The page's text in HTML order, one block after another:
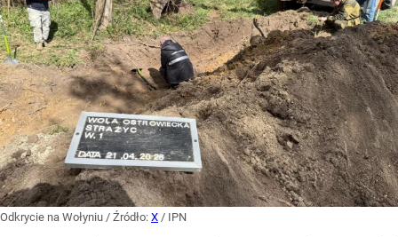
Odkrycie na Wołyniu / Źródło: X / IPN